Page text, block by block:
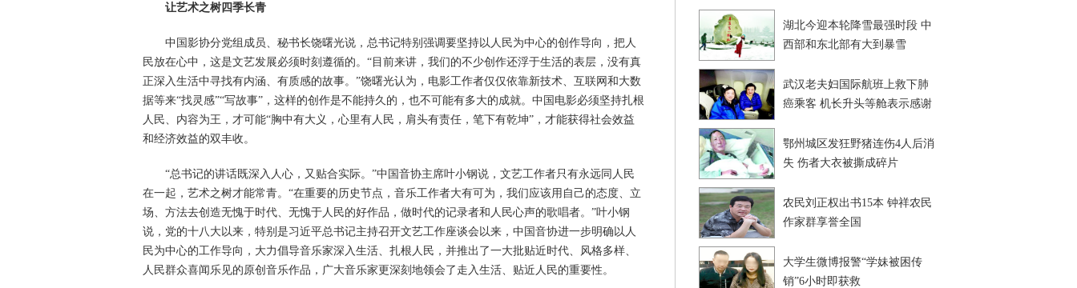
让艺术之树四季长青
中国影协分党组成员、秘书长饶曙光说，总书记特别强调要坚持以人民为中心的创作导向，把人
民放在心中，这是文艺发展必须时刻遵循的。“目前来讲，我们的不少创作还浮于生活的表层，没有真
正深入生活中寻找有内涵、有质感的故事。”饶曙光认为，电影工作者仅仅依靠新技术、互联网和大数
据等来“找灵感”“写故事”，这样的创作是不能持久的，也不可能有多大的成就。中国电影必须坚持扎根
人民、内容为王，才可能“胸中有大义，心里有人民，肩头有责任，笔下有乾坤”，才能获得社会效益
和经济效益的双丰收。
“总书记的讲话既深入人心，又贴合实际。”中国音协主席叶小钢说，文艺工作者只有永远同人民
在一起，艺术之树才能常青。“在重要的历史节点，音乐工作者大有可为，我们应该用自己的态度、立
场、方法去创造无愧于时代、无愧于人民的好作品，做时代的记录者和人民心声的歌唱者。”叶小钢
说，党的十八大以来，特别是习近平总书记主持召开文艺工作座谈会以来，中国音协进一步明确以人
民为中心的工作导向，大力倡导音乐家深入生活、扎根人民，并推出了一大批贴近时代、风格多样、
人民群众喜闻乐见的原创音乐作品，广大音乐家更深刻地领会了走入生活、贴近人民的重要性。
湖北今迎本轮降雪最强时段 中
西部和东北部有大到暴雪
武汉老夫妇国际航班上救下肺
癌乘客 机长升头等舱表示感谢
鄂州城区发狂野猪连伤4人后消
失 伤者大衣被撕成碎片
农民刘正权出书15本 钟祥农民
作家群享誉全国
大学生微博报警“学妹被困传
销”6小时即获救